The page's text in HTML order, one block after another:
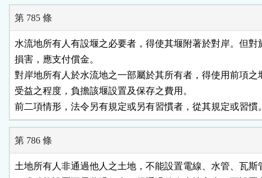
第 785 條
水流地所有人有設堰之必要者，得使其堰附著於對岸。但對
損害，應支付償金。
對岸地所有人於水流地之一部屬於其所有者，得使用前項之
受益之程度，負擔該堰設置及保存之費用。
前二項情形，法令另有規定或另有習慣者，從其規定或習慣
第 786 條
土地所有人非通過他人之土地，不能設置電線、水管、瓦斯